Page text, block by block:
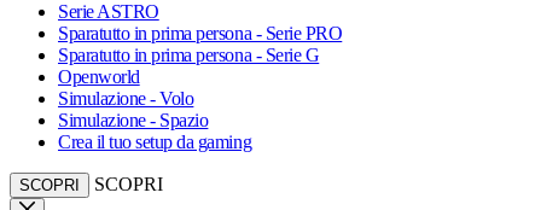
Serie ASTRO
Sparatutto in prima persona - Serie PRO
Sparatutto in prima persona - Serie G
Openworld
Simulazione - Volo
Simulazione - Spazio
Crea il tuo setup da gaming
SCOPRI SCOPRI